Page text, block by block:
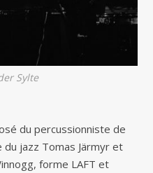
Sylte
du percussionniste de
jazz Tomas Järmyr et
forme LAFT et